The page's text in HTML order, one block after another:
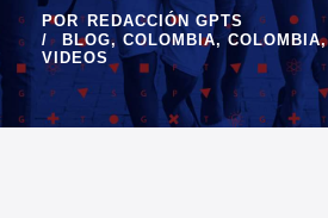
POR
REDACCIÓN GPTS
BLOG, COLOMBIA, COLOMBIA,
VIDEOS